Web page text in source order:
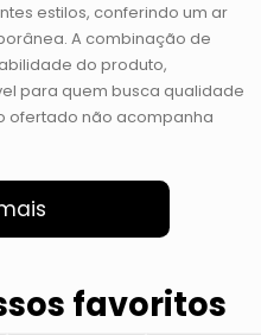
estilos, conferindo um ar
A combinação de
do produto,
para quem busca qualidade
ofertado não acompanha
favoritos